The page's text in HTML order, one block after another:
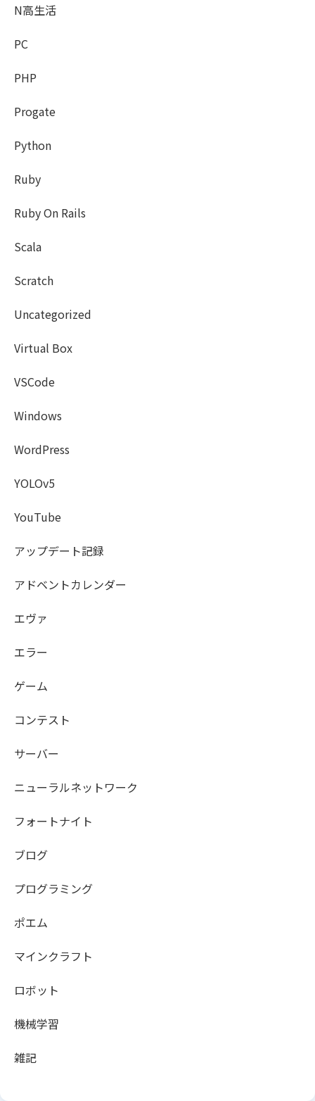
N高生活
PC
PHP
Progate
Python
Ruby
Ruby On Rails
Scala
Scratch
Uncategorized
Virtual Box
VSCode
Windows
WordPress
YOLOv5
YouTube
アップデート記録
アドベントカレンダー
エヴァ
エラー
ゲーム
コンテスト
サーバー
ニューラルネットワーク
フォートナイト
ブログ
プログラミング
ポエム
マインクラフト
ロボット
機械学習
雑記